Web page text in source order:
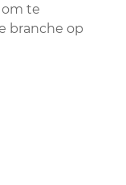
om te
branche op